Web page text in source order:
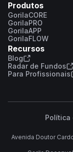
Produtos
GorilaCORE
GorilaPRO
GorilaAPP
GorilaFLOW
Recursos
Blog
Radar de Fundos
Para Profissionais
Política
Avenida Doutor